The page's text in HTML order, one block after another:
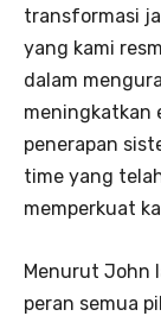
transformasi
yang kami
dalam
meningkatkan
penerapan
time yang
memperkuat
Menurut John
peran semua